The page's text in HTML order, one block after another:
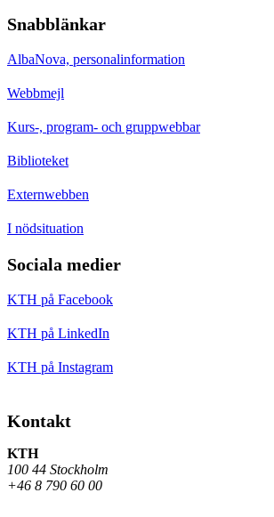
Snabblänkar
AlbaNova, personalinformation
Webbmejl
Kurs-, program- och gruppwebbar
Biblioteket
Externwebben
I nödsituation
Sociala medier
KTH på Facebook
KTH på LinkedIn
KTH på Instagram
Kontakt
KTH
100 44 Stockholm
+46 8 790 60 00